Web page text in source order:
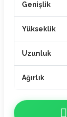
Genişlik
Yükseklik
Uzunluk
Ağırlık